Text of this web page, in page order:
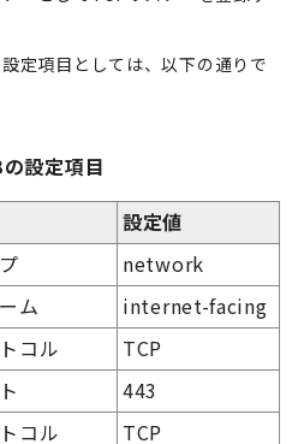
定項目としては、以下の通りで
設定項目
設定値
network
ム
internet-facing
コル
TCP
443
コル
TCP